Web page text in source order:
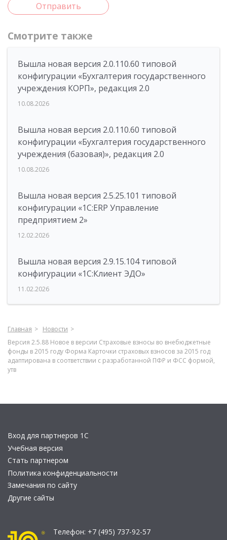
Отправить
Смотрите также
Вышла новая версия 2.0.110.60 типовой
конфигурации «Бухгалтерия государственного
учреждения КОРП», редакция 2.0
10.08.2026
Вышла новая версия 2.0.110.60 типовой
конфигурации «Бухгалтерия государственного
учреждения (базовая)», редакция 2.0
10.08.2026
Вышла новая версия 2.5.25.101 типовой
конфигурации «1С:ERP Управление
предприятием 2»
12.02.2026
Вышла новая версия 2.9.15.104 типовой
конфигурации «1С:Клиент ЭДО»
11.02.2026
Главная
Новости
Версия 2.5.88 Новое в версии Страховые взносы во внебюджетные
фонды в 2015 году Форма Карточки страховых взносов за 2015 год
адаптирована в соответствии с разработанной ПФР и ФСС формой,
утв
Вход для партнеров 1С
Учебная версия
Стать партнером
Политика конфиденциальности
Замечания по сайту
Другие сайты
Телефон: +7 (495) 737-92-57